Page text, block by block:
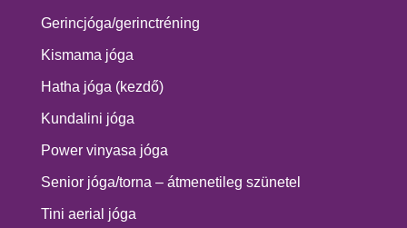
Gerincjóga/gerinctréning
Kismama jóga
Hatha jóga (kezdő)
Kundalini jóga
Power vinyasa jóga
Senior jóga/torna – átmenetileg szünetel
Tini aerial jóga